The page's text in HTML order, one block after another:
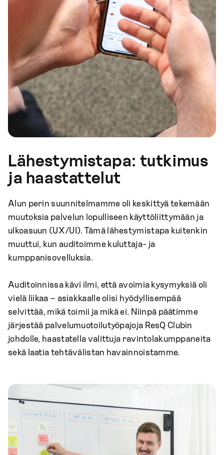
Lähestymistapa: tutkimus
ja haastattelut
Alun perin suunnitelmamme oli keskittyä tekemään
muutoksia palvelun lopulliseen käyttöliittymään ja
ulkoasuun (UX/UI). Tämä lähestymistapa kuitenkin
muuttui, kun auditoimme kuluttaja- ja
kumppanisovelluksia.
Auditoinnissa kävi ilmi, että avoimia kysymyksiä oli
vielä liikaa – asiakkaalle olisi hyödyllisempää
selvittää, mikä toimii ja mikä ei. Niinpä päätimme
järjestää palvelumuotoilutyöpajoja ResQ Clubin
johdolle, haastatella valittuja ravintolakumppaneita
sekä laatia tehtävälistan havainnoistamme.